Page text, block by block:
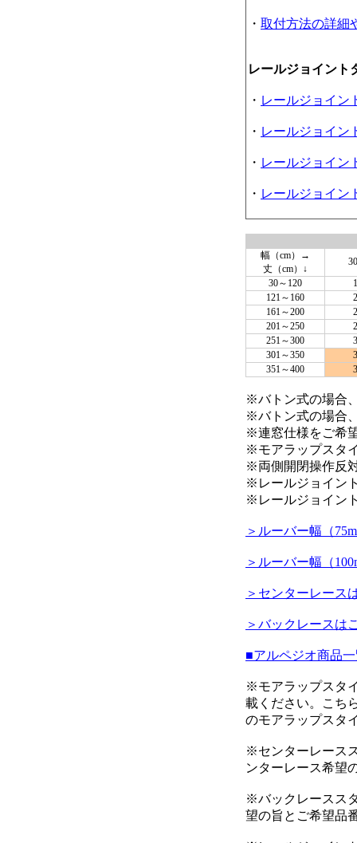
・ 取付方法の詳細
レールジョイント
・ レールジョイン
・ レールジョイン
・ レールジョイン
・ レールジョイン
幅（cm）→
丈（cm）↓
30～120
121～160
161～200
201～250
251～300
301～350
351～400
※バトン式の場合
※バトン式の場合
※連窓仕様をご希
※モアラップスタ
※両側開閉操作反
※レールジョイン
※レールジョイン
＞ルーバー幅（
＞ルーバー幅（
＞センターレース
＞バックレースは
■アルペジオ商品
※モアラップスタ
載ください。こち
のモアラップスタ
※センターレース
ンターレース希望
※バックレースス
望の旨とご希望品